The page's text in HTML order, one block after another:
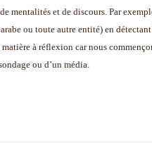
mentalités et de discours. Par
ou toute autre entité) en détectant
à réflexion car nous
ou d’un média.